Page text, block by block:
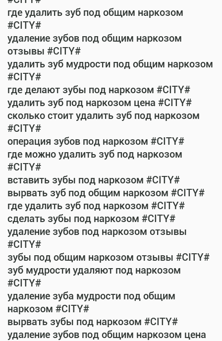
где удалить зуб под общим наркозом
#CITY#
удаление зубов под общим наркозом
отзывы #CITY#
удалить зуб мудрости под общим наркозом
#CITY#
где делают зубы под наркозом #CITY#
удалить зуб под наркозом цена #CITY#
сколько стоит удалить зуб под наркозом
#CITY#
операция зубов под наркозом #CITY#
где можно удалить зуб под наркозом
#CITY#
вставить зубы под наркозом #CITY#
вырвать зуб под общим наркозом #CITY#
где удалить зуб под наркозом #CITY#
сделать зубы под наркозом #CITY#
удаление зубов под наркозом отзывы
#CITY#
зубы под общим наркозом отзывы #CITY#
зуб мудрости удаляют под наркозом
#CITY#
удаление зуба мудрости под общим
наркозом #CITY#
вырвать зубы под наркозом #CITY#
удаление зубов под общим наркозом цена